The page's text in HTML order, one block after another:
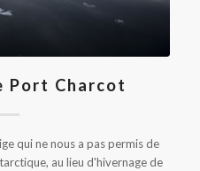
Port Charcot
qui ne nous a pas permis de
au lieu d'hivernage de